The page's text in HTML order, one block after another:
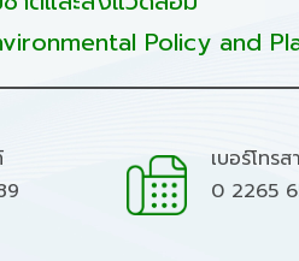
Policy and
เบอร์โทรส
0 2265